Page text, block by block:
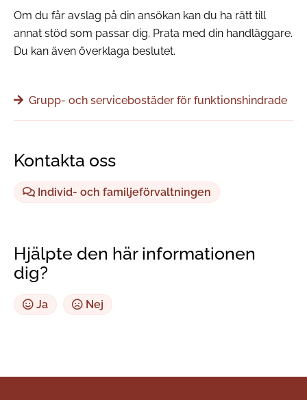
Om du får avslag på din ansökan kan du ha rätt till
annat stöd som passar dig. Prata med din handläggare.
Du kan även överklaga beslutet.
Grupp- och servicebostäder för funktionshindrade
Kontakta oss
Individ- och familjeförvaltningen
Hjälpte den här informationen
dig?
Ja Nej